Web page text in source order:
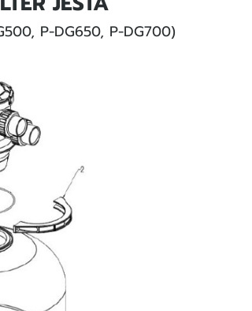
P-DG650, P-DG700)